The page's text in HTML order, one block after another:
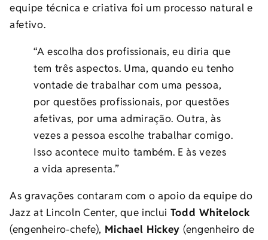
equipe técnica e criativa foi um processo natural e
afetivo.
“A escolha dos profissionais, eu diria que
tem três aspectos. Uma, quando eu tenho
vontade de trabalhar com uma pessoa,
por questões profissionais, por questões
afetivas, por uma admiração. Outra, às
vezes a pessoa escolhe trabalhar comigo.
Isso acontece muito também. E às vezes
a vida apresenta.”
As gravações contaram com o apoio da equipe do
Jazz at Lincoln Center, que inclui Todd Whitelock
(engenheiro-chefe), Michael Hickey (engenheiro de